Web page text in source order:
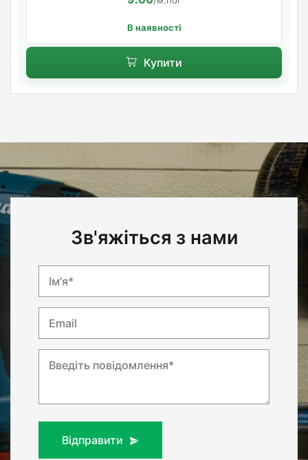
В наявності
Купити
Зв'яжіться з нами
Ім'я*
Email
Введіть повідомлення*
Відправити